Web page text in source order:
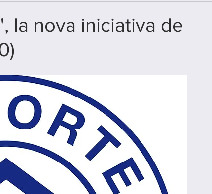
la nova iniciativa de